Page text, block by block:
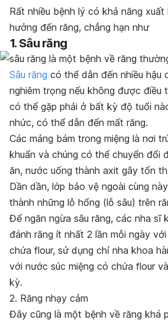
Rất nhiều bệnh lý có khả năng xuất
hưởng đến răng, chẳng hạn như
1. Sâu răng
Sâu răng có thể dẫn đến nhiều hậu
nghiêm trọng nếu không được điều
có thể gặp phải ở bất kỳ độ tuổi
nhức, có thể dẫn đến mất răng.
Các mảng bám trong miệng là nơi
khuẩn và chúng có thể chuyển đổi
ăn, nước uống thành axit gây tổn
Dần dần, lớp bảo vệ ngoài cùng
thành những lỗ hổng (lỗ sâu) trên
Để ngăn ngừa sâu răng, các nha sĩ
đánh răng ít nhất 2 lần mỗi ngày
chứa flour, sử dụng chỉ nha khoa
với nước súc miệng có chứa flour
kỳ.
2. Răng nhạy cảm
Đây cũng là một bệnh về răng khá